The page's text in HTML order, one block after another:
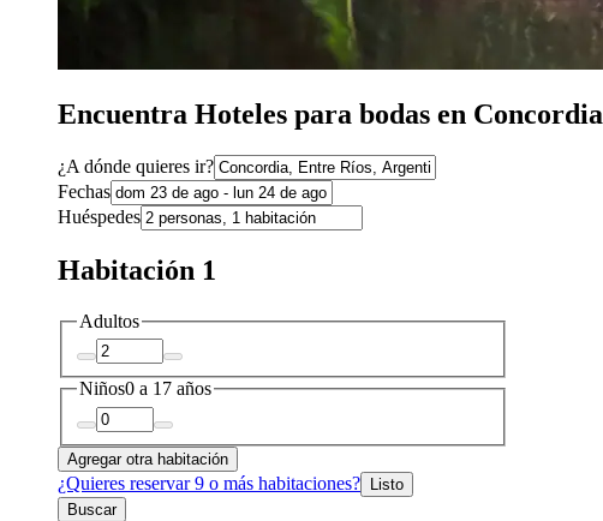
Encuentra Hoteles para bodas en Concordia
¿A dónde quieres ir?
Fechas
Huéspedes
Habitación 1
Adultos
Niños0 a 17 años
Agregar otra habitación
¿Quieres reservar 9 o más habitaciones? Listo
Buscar